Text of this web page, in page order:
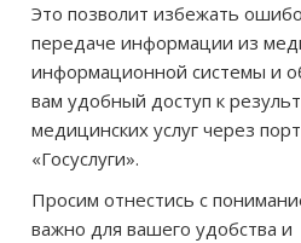
Это позволит избежать
передаче информации из
информационной системы и
вам удобный доступ к
медицинских услуг через
«Госуслуги».
Просим отнестись с
важно для вашего удобства и